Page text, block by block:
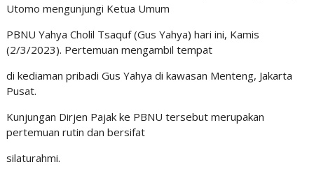
Utomo mengunjungi Ketua Umum
PBNU Yahya Cholil Tsaquf (Gus Yahya) hari ini, Kamis
(2/3/2023). Pertemuan mengambil tempat
di kediaman pribadi Gus Yahya di kawasan Menteng, Jakarta
Pusat.
Kunjungan Dirjen Pajak ke PBNU tersebut merupakan
pertemuan rutin dan bersifat
silaturahmi.